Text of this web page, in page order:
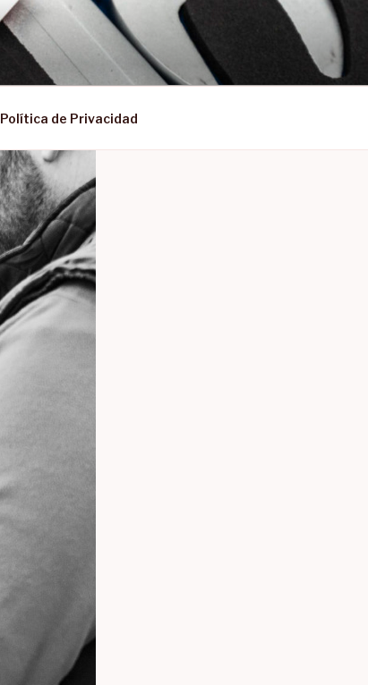
Política de Privacidad